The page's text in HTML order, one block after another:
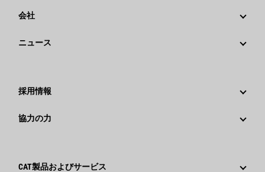
会社
行動規範
イノベーション
ニュース
メディア情報
採用情報
Caterpillar社を選ぶ理由
協力の力
サプライヤ
CAT製品およびサービス